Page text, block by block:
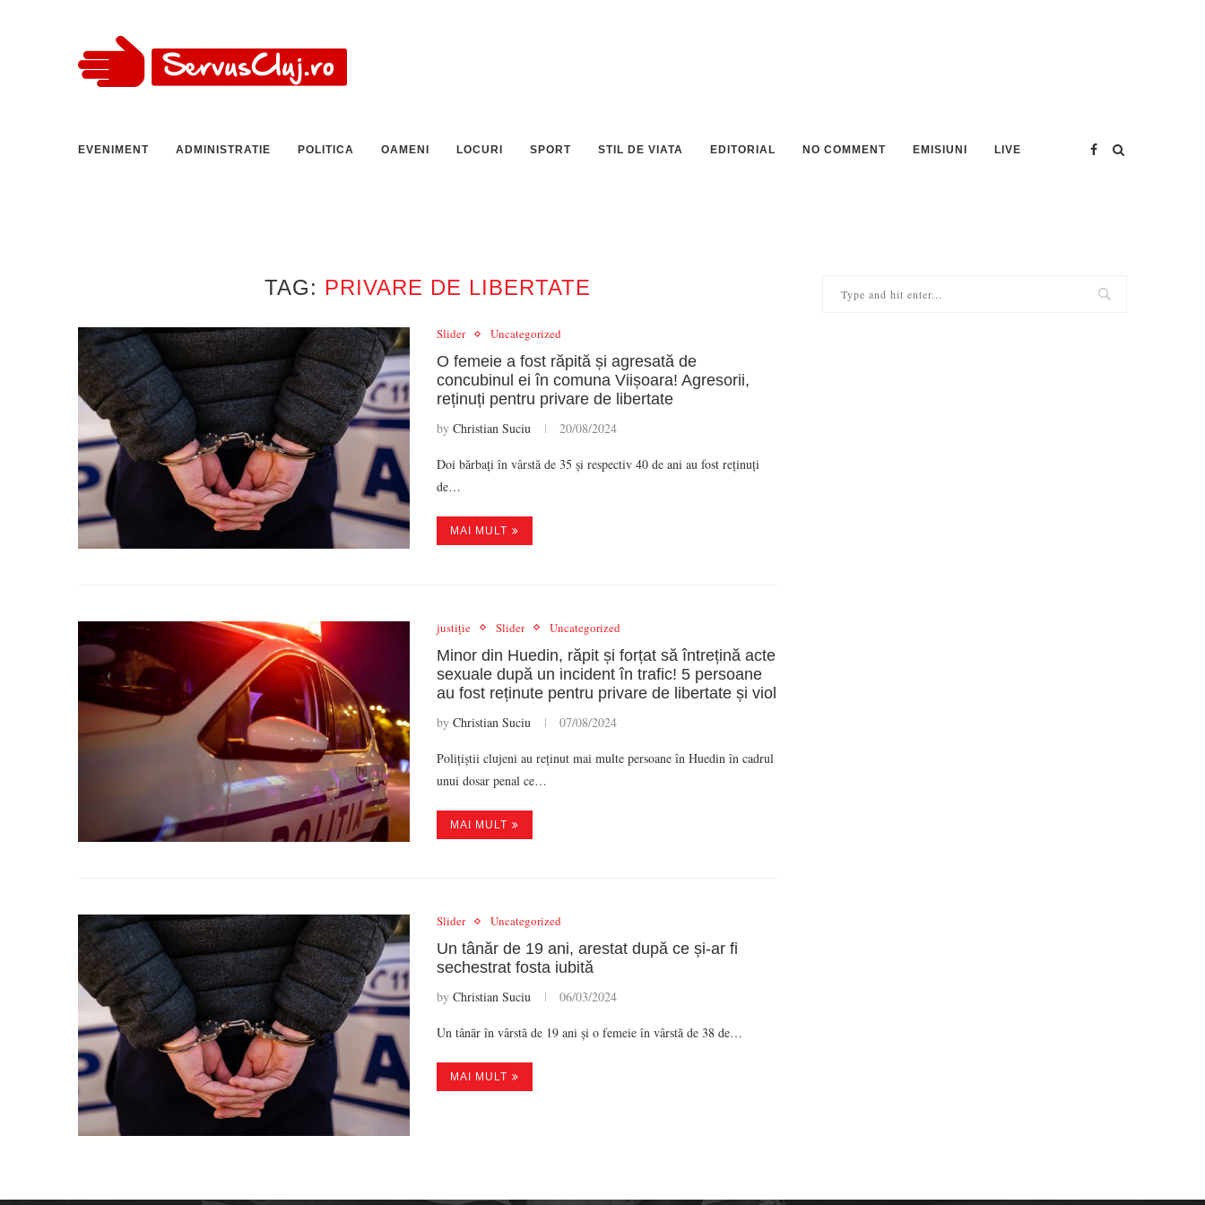
EVENIMENT ADMINISTRATIE POLITICA OAMENI LOCURI SPORT STIL DE VIATA EDITORIAL NO COMMENT EMISIUNI LIVE
TAG: PRIVARE DE LIBERTATE
Slider Uncategorized
O femeie a fost răpită și agresată de
concubinul ei în comuna Viișoara! Agresorii,
reținuți pentru privare de libertate
by Christian Suciu 20/08/2024
Doi bărbați în vârstă de 35 și respectiv 40 de ani au fost reținuți
de…
MAI MULT
justiție Slider Uncategorized
Minor din Huedin, răpit și forțat să întrețină acte
sexuale după un incident în trafic! 5 persoane
au fost reținute pentru privare de libertate și viol
by Christian Suciu 07/08/2024
Polițiștii clujeni au reținut mai multe persoane în Huedin în cadrul
unui dosar penal ce…
MAI MULT
Slider Uncategorized
Un tânăr de 19 ani, arestat după ce și-ar fi
sechestrat fosta iubită
by Christian Suciu 06/03/2024
Un tânăr în vârstă de 19 ani și o femeie în vârstă de 38 de…
MAI MULT